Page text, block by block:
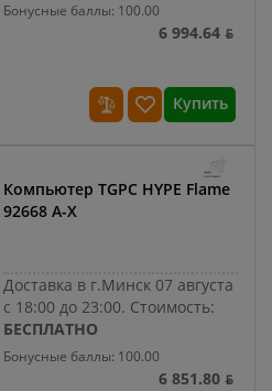
Бонусные баллы: 100.00
6 994.64 ƃ
Купить
Компьютер TGPC HYPE Flame
92668 A-X
Доставка в г.Минск 07 августа
с 18:00 до 23:00. Стоимость:
БЕСПЛАТНО
Бонусные баллы: 100.00
6 851.80 ƃ